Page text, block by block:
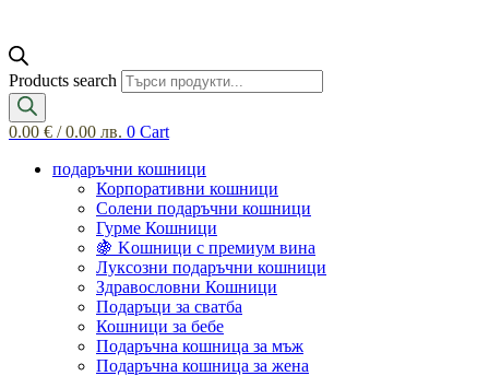
Products search
0.00 € / 0.00 лв. 0 Cart
подаръчни кошници
Корпоративни кошници
Солени подаръчни кошници
Гурме Кошници
🍇 Kошници с премиум вина
Луксозни подаръчни кошници
Здравословни Кошници
Подаръци за сватба
Кошници за бебе
Подаръчна кошница за мъж
Подаръчна кошница за жена